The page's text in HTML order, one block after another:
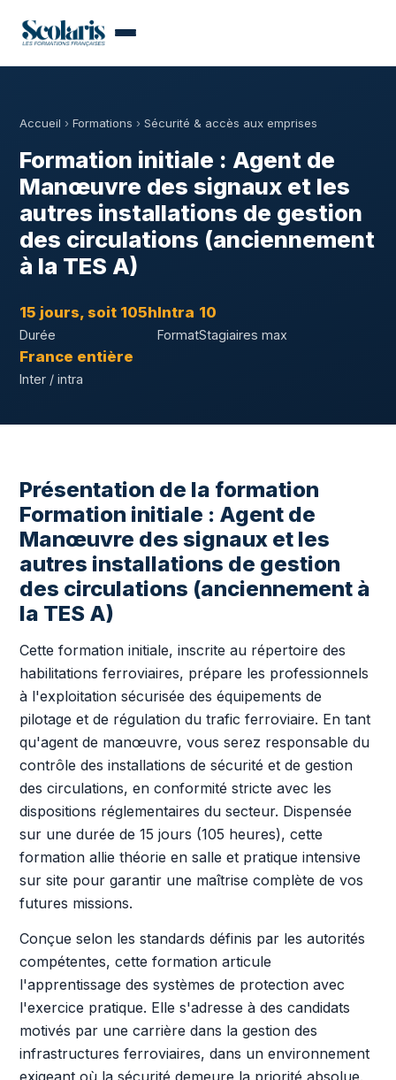
Accueil › Formations › Sécurité & accès aux emprises
Formation initiale : Agent de
Manœuvre des signaux et les
autres installations de gestion
des circulations (anciennement
à la TES A)
15 jours, soit 105h
Durée
Intra
Format
10
Stagiaires max
France entière
Inter / intra
Présentation de la formation
Formation initiale : Agent de
Manœuvre des signaux et les
autres installations de gestion
des circulations (anciennement à
la TES A)
Cette formation initiale, inscrite au répertoire des
habilitations ferroviaires, prépare les professionnels
à l'exploitation sécurisée des équipements de
pilotage et de régulation du trafic ferroviaire. En tant
qu'agent de manœuvre, vous serez responsable du
contrôle des installations de sécurité et de gestion
des circulations, en conformité stricte avec les
dispositions réglementaires du secteur. Dispensée
sur une durée de 15 jours (105 heures), cette
formation allie théorie en salle et pratique intensive
sur site pour garantir une maîtrise complète de vos
futures missions.
Conçue selon les standards définis par les autorités
compétentes, cette formation articule
l'apprentissage des systèmes de protection avec
l'exercice pratique. Elle s'adresse à des candidats
motivés par une carrière dans la gestion des
infrastructures ferroviaires, dans un environnement
exigeant où la sécurité demeure la priorité absolue.